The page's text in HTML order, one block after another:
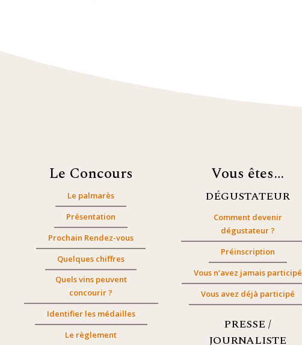
Le Concours
Le palmarès
Présentation
Prochain Rendez-vous
Quelques chiffres
Quels vins peuvent
concourir ?
Identifier les médailles
Le règlement
Vous êtes…
DÉGUSTATEUR
Comment devenir
dégustateur ?
Préinscription
Vous n’avez jamais participé
Vous avez déjà participé
PRESSE /
JOURNALISTE